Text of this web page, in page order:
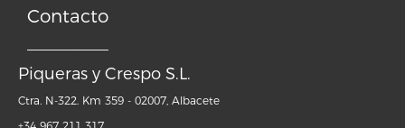
Contacto
Piqueras y Crespo S.L.
Ctra. N-322. Km 359 - 02007, Albacete